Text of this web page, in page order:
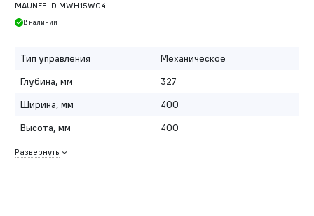
MAUNFELD MWH15W04
В наличии
Тип управления
Механическое
Глубина, мм
327
Ширина, мм
400
Высота, мм
400
Развернуть